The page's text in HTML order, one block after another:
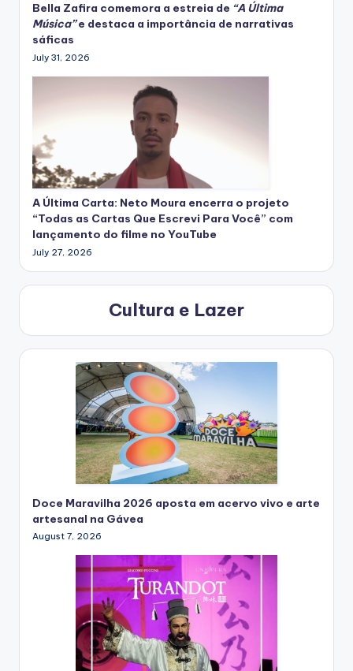
Bella Zafira comemora a estreia de “A Última
Música”e destaca a importância de narrativas
sáficas
July 31, 2026
A Última Carta: Neto Moura encerra o projeto
“Todas as Cartas Que Escrevi Para Você” com
lançamento do filme no YouTube
July 27, 2026
Cultura e Lazer
Doce Maravilha 2026 aposta em acervo vivo e arte
artesanal na Gávea
August 7, 2026